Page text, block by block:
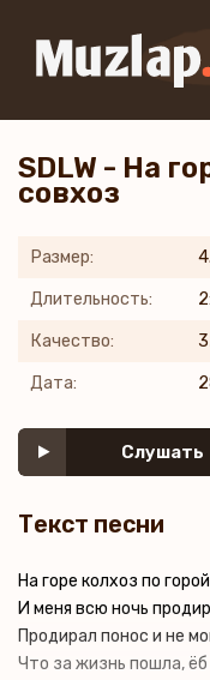
SDLW - На
совхоз
Размер:
Длительность:
Качество:
Дата:
Слушать
Текст песни
На горе колхоз по
И меня всю ночь
Продирал понос и не
Что за жизнь пошла,